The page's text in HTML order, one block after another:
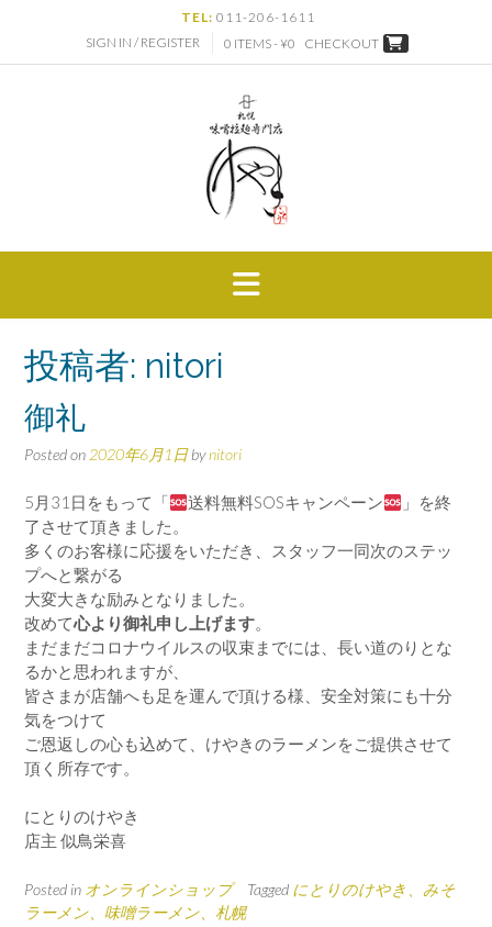
content
TEL: 011-206-1611
SIGN IN / REGISTER
0 ITEMS - ¥0 CHECKOUT
投稿者: nitori
御礼
Posted on 2020年6月1日bynitori
5月31日をもって「 送料無料SOSキャンペーン
」を終
了させて頂きました。
多くのお客様に応援をいただき、スタッフ一同次のステッ
プへと繋がる
大変大きな励みとなりました。
改めて心より御礼申し上げます。
まだまだコロナウイルスの収束までには、長い道のりとな
るかと思われますが、
皆さまが店舗へも足を運んで頂ける様、安全対策にも十分
気をつけて
ご恩返しの心も込めて、けやきのラーメンをご提供させて
頂く所存です。
にとりのけやき
店主 似鳥栄喜
Posted in オンラインショップ Tagged にとりのけやき、みそ
ラーメン、味噌ラーメン、札幌